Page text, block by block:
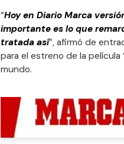
“Hoy en Diario Marca
importante es lo que
tratada así”, afirmó de
para el estreno de la película
mundo.